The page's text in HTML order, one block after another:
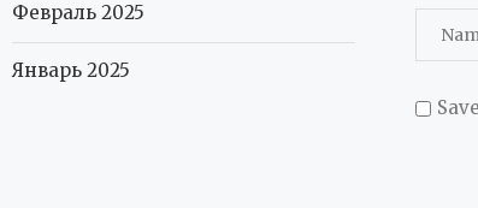
Февраль 2025
Январь 2025